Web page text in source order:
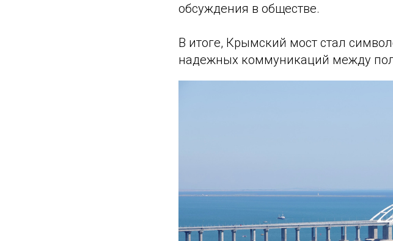
обсуждения в обществе.
В итоге, Крымский мост стал
надежных коммуникаций между